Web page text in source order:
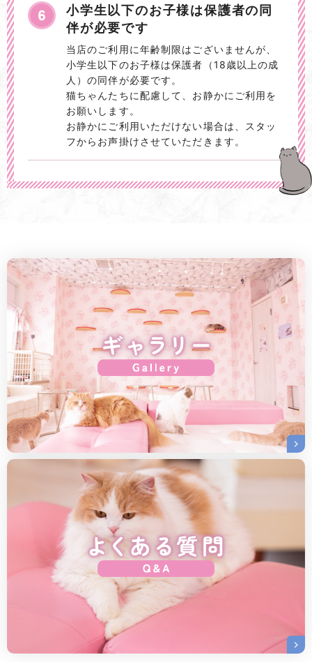
小学生以下のお子様は保護者の同
伴が必要です
当店のご利用に年齢制限はございませんが、
小学生以下のお子様は保護者（18歳以上の成
人）の同伴が必要です。
猫ちゃんたちに配慮して、お静かにご利用を
お願いします。
お静かにご利用いただけない場合は、スタッ
フからお声掛けさせていただきます。